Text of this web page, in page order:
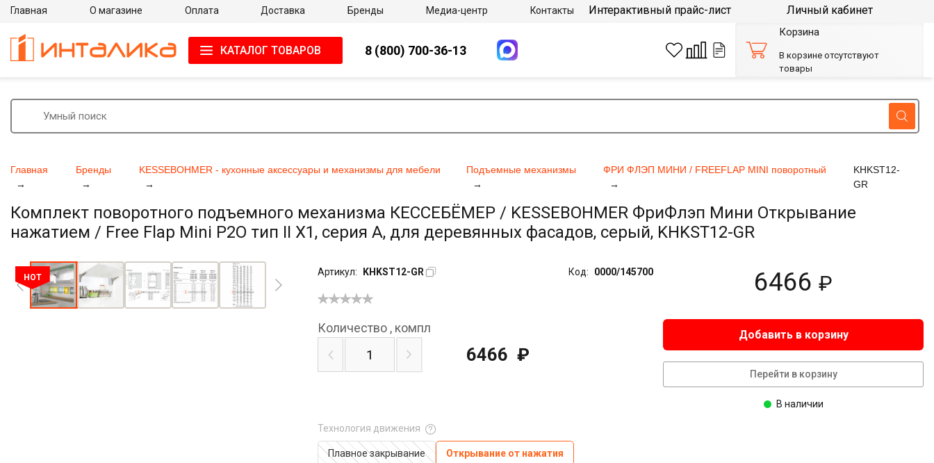
Главная Бренды KESSEBOHMER - кухонные аксессуары и механизмы для мебели Подъемные механизмы ФРИ ФЛЭП МИНИ / FREEFLAP MINI поворотный
KHKST12-
GR
Комплект поворотного подъемного механизма КЕССЕБЁМЕР / KESSEBOHMER ФриФлэп Мини Открывание
нажатием / Free Flap Mini P2O тип II Х1, серия A, для деревянных фасадов, серый, KHKST12-GR
HOT
Артикул: KHKST12-GR Код: 0000/145700 6466 ₽
Технология движения
Плавное закрывание
Открывание от нажатия
Количество , компл
6466 ₽
Добавить в корзину
Перейти в корзину
В наличии
Главная О магазине Оплата Доставка Бренды Медиа-центр Контакты Интерактивный прайс-лист Личный кабинет
КАТАЛОГ ТОВАРОВ 8 (800) 700-36-13
Корзина
В корзине отсутствуют
товары